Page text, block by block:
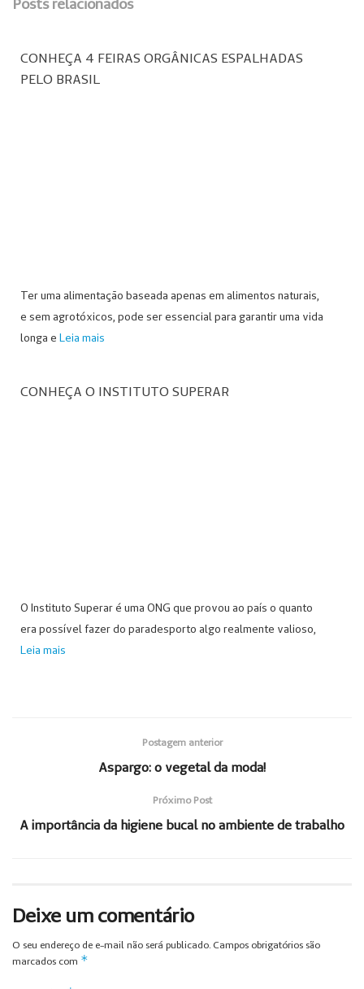
Posts relacionados
CONHEÇA 4 FEIRAS ORGÂNICAS ESPALHADAS
PELO BRASIL
Ter uma alimentação baseada apenas em alimentos naturais,
e sem agrotóxicos, pode ser essencial para garantir uma vida
longa e Leia mais
CONHEÇA O INSTITUTO SUPERAR
O Instituto Superar é uma ONG que provou ao país o quanto
era possível fazer do paradesporto algo realmente valioso,
Leia mais
Postagem anterior
Aspargo: o vegetal da moda!
Próximo Post
A importância da higiene bucal no ambiente de trabalho
Deixe um comentário
O seu endereço de e-mail não será publicado. Campos obrigatórios são
marcados com *